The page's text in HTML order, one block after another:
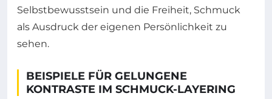
Selbstbewusstsein und die Freiheit, Schmuck
als Ausdruck der eigenen Persönlichkeit zu
sehen.
BEISPIELE FÜR GELUNGENE
KONTRASTE IM SCHMUCK-LAYERING